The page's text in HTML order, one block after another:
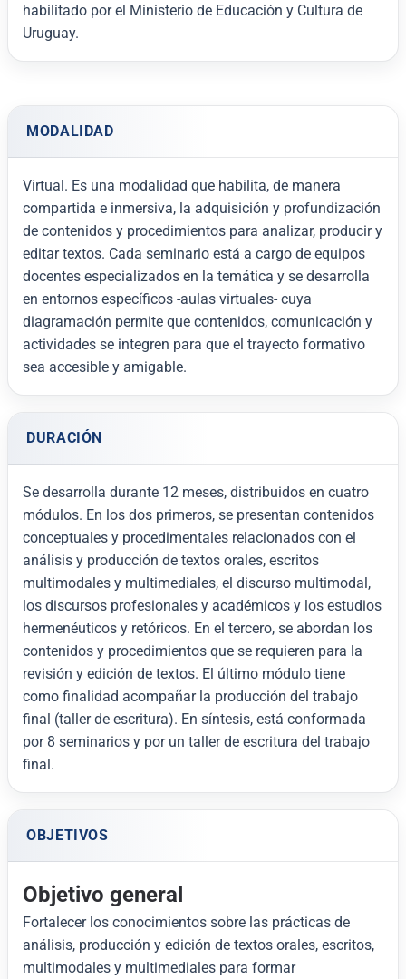
habilitado por el Ministerio de Educación y Cultura de
Uruguay.
MODALIDAD
Virtual. Es una modalidad que habilita, de manera
compartida e inmersiva, la adquisición y profundización
de contenidos y procedimientos para analizar, producir y
editar textos. Cada seminario está a cargo de equipos
docentes especializados en la temática y se desarrolla
en entornos específicos -aulas virtuales- cuya
diagramación permite que contenidos, comunicación y
actividades se integren para que el trayecto formativo
sea accesible y amigable.
DURACIÓN
Se desarrolla durante 12 meses, distribuidos en cuatro
módulos. En los dos primeros, se presentan contenidos
conceptuales y procedimentales relacionados con el
análisis y producción de textos orales, escritos
multimodales y multimediales, el discurso multimodal,
los discursos profesionales y académicos y los estudios
hermenéuticos y retóricos. En el tercero, se abordan los
contenidos y procedimientos que se requieren para la
revisión y edición de textos. El último módulo tiene
como finalidad acompañar la producción del trabajo
final (taller de escritura). En síntesis, está conformada
por 8 seminarios y por un taller de escritura del trabajo
final.
OBJETIVOS
Objetivo general
Fortalecer los conocimientos sobre las prácticas de
análisis, producción y edición de textos orales, escritos,
multimodales y multimediales para formar